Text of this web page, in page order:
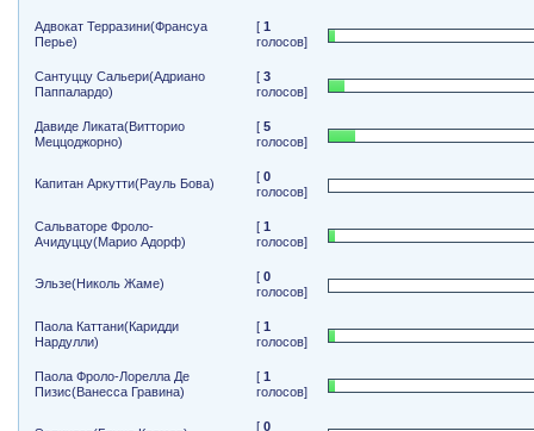
Адвокат Терразини(Франсуа
Перье)
[1
голосов]
Сантуццу Сальери(Адриано
Паппалардо)
[3
голосов]
Давиде Ликата(Витторио
Меццоджорно)
[5
голосов]
Капитан Аркутти(Рауль Бова) [0
голосов]
Сальваторе Фроло-
Ачидуццу(Марио Адорф)
[1
голосов]
Эльзе(Николь Жаме) [0
голосов]
Паола Каттани(Каридди
Нардулли)
[1
голосов]
Паола Фроло-Лорелла Де
Пизис(Ванесса Гравина)
[1
голосов]
[0